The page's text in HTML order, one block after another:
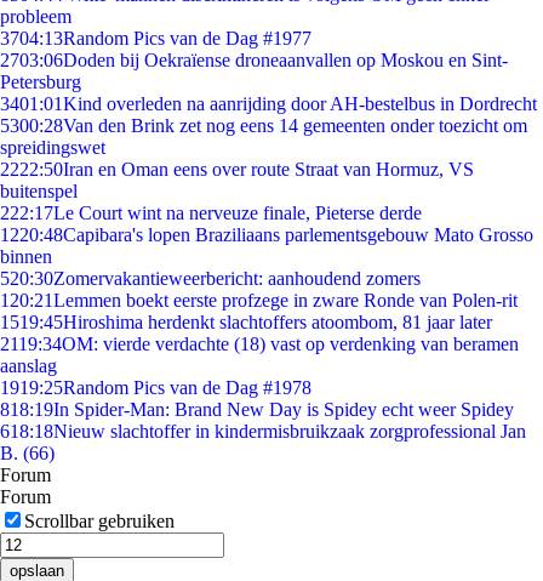
probleem
3704:13Random Pics van de Dag #1977
2703:06Doden bij Oekraïense droneaanvallen op Moskou en Sint-
Petersburg
3401:01Kind overleden na aanrijding door AH-bestelbus in Dordrecht
5300:28Van den Brink zet nog eens 14 gemeenten onder toezicht om
spreidingswet
2222:50Iran en Oman eens over route Straat van Hormuz, VS
buitenspel
222:17Le Court wint na nerveuze finale, Pieterse derde
1220:48Capibara's lopen Braziliaans parlementsgebouw Mato Grosso
binnen
520:30Zomervakantieweerbericht: aanhoudend zomers
1 20:21Lemmen boekt eerste profzege in zware Ronde van Polen-rit
1519:45Hiroshima herdenkt slachtoffers atoombom, 81 jaar later
2119:34OM: vierde verdachte (18) vast op verdenking van beramen
aanslag
1919:25Random Pics van de Dag #1978
818:19In Spider-Man: Brand New Day is Spidey echt weer Spidey
618:18Nieuw slachtoffer in kindermisbruikzaak zorgprofessional Jan
B. (66)
Forum
Forum
Scrollbar gebruiken
opslaan